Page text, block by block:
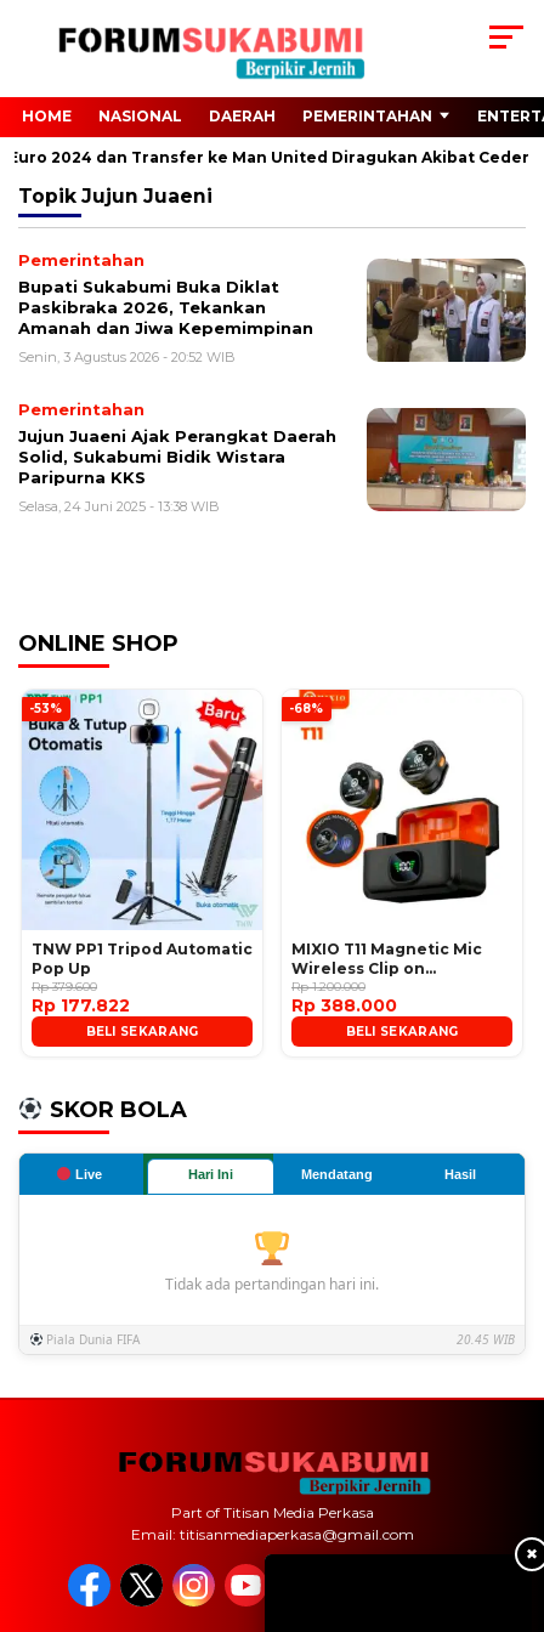
HOME NASIONAL DAERAH PEMERINTAHAN
2024 dan Transfer ke Man United Diragukan Akibat Cedera
Topik Jujun Juaeni
Pemerintahan
Bupati Sukabumi Buka Diklat
Paskibraka 2026, Tekankan
Amanah dan Jiwa Kepemimpinan
Senin, 3 Agustus 2026 - 20:52 WIB
Pemerintahan
Jujun Juaeni Ajak Perangkat Daerah
Solid, Sukabumi Bidik Wistara
Paripurna KKS
Selasa, 24 Juni 2025 - 13:38 WIB
ONLINE SHOP
-53%
TNW PP1 Tripod Automatic
Pop Up
Rp 379.600
Rp 177.822
BELI SEKARANG
-68%
MIXIO T11 Magnetic Mic
Wireless Clip on
Microphone
Rp 1.200.000
Rp 388.000
BELI SEKARANG
SKOR BOLA
Live Hari Ini Mendatang Hasil
Tidak ada pertandingan hari ini.
Piala Dunia FIFA 20.45 WIB
✖
Part of Titisan Media Perkasa
Email: titisanmediaperkasa@gmail.com